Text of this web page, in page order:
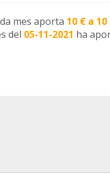
mes aporta 10 € a
del 05-11-2021 ha